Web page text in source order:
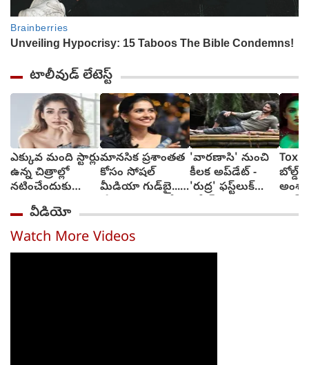
టాలీవుడ్ లేటెస్ట్
ఎక్కువ మంది స్టార్లు
ఉన్న చిత్రాల్లో
నటించేందుకు
జంకుతాను :
నయనతార
మానసిక ప్రశాంతత
కోసం సోషల్
మీడియా గుడ్‌బై...
వెల్లడి
'వారణాసి' నుంచి
కీలక అప్‌డేట్ -
'రుద్ర' ఫస్ట్‌లుక్
బోల్డ్,
వీడియో
Watch More Videos